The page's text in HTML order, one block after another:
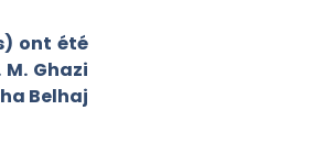
ont été
Ghazi
Belhaj